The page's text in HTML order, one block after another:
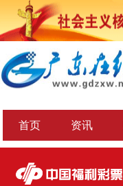
首页 资讯